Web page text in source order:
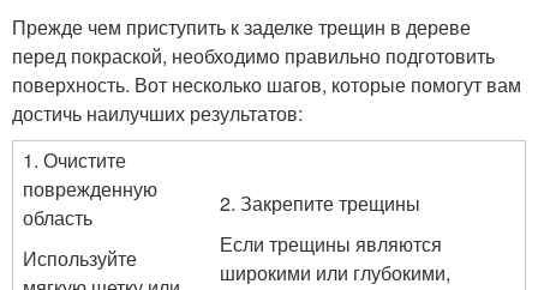
Прежде чем приступить к заделке трещин в дереве
перед покраской, необходимо правильно подготовить
поверхность. Вот несколько шагов, которые помогут вам
достичь наилучших результатов:
1. Очистите
поврежденную
область
Используйте
2. Закрепите трещины
Если трещины являются
широкими или глубокими,